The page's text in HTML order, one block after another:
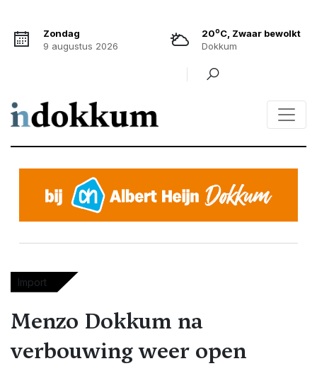
Zondag
9 augustus 2026
20oC, Zwaar bewolkt
Dokkum
Import
Menzo Dokkum na
verbouwing weer open